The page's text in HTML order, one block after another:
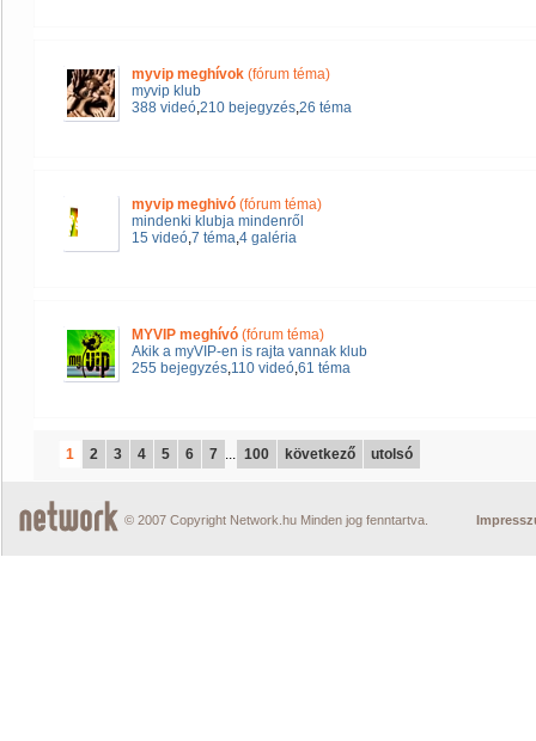
myvip meghívok (fórum téma)
myvip klub
388 videó,210 bejegyzés,26 téma
myvip meghivó (fórum téma)
mindenki klubja mindenről
15 videó,7 téma,4 galéria
MYVIP meghívó (fórum téma)
Akik a myVIP-en is rajta vannak klub
255 bejegyzés,110 videó,61 téma
1 2 3 4 5 6 7 ... 100 következő utolsó
© 2007 Copyright Network.hu Minden jog fenntartva.